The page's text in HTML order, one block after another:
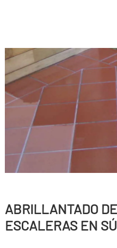
ABRILLANTADO
ESCALERAS EN